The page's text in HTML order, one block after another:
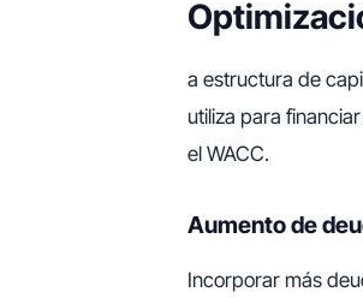
a estructura de
utiliza para
el WACC.
Aumento de
Incorporar más